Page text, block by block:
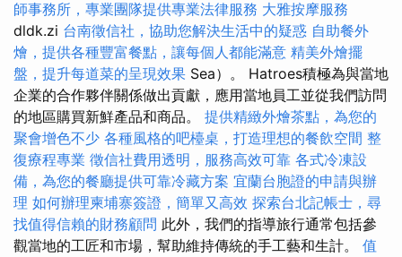
師事務所，專業團隊提供專業法律服務 大雅按摩服務
dldk.zi 台南徵信社，協助您解決生活中的疑惑 自助餐外
燴，提供各種豐富餐點，讓每個人都能滿意 精美外燴擺
盤，提升每道菜的呈現效果 Sea）。 Hatroes積極為與當地
企業的合作夥伴關係做出貢獻，應用當地員工並從我們訪問
的地區購買新鮮產品和商品。 提供精緻外燴茶點，為您的
聚會增色不少 各種風格的吧檯桌，打造理想的餐飲空間 整
復療程專業 徵信社費用透明，服務高效可靠 各式冷凍設
備，為您的餐廳提供可靠冷藏方案 宜蘭台胞證的申請與辦
理 如何辦理柬埔寨簽證，簡單又高效 探索台北記帳士，尋
找值得信賴的財務顧問 此外，我們的指導旅行通常包括參
觀當地的工匠和市場，幫助維持傳統的手工藝和生計。 值